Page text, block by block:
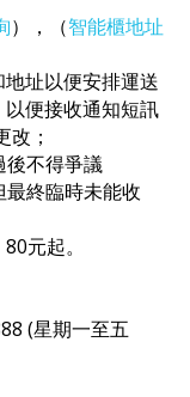
），（智能櫃地址
址以便安排運送
便接收通知短訊
；
後不得爭議
終臨時未能收
元起。
(星期一至五